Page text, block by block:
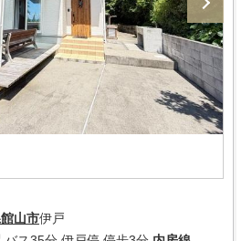
館山市伊戸